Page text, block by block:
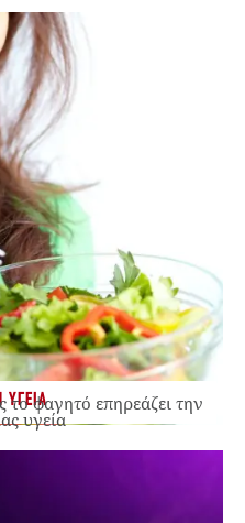
ΥΓΕΙΑφαγητό επηρεάζει την
υγεία